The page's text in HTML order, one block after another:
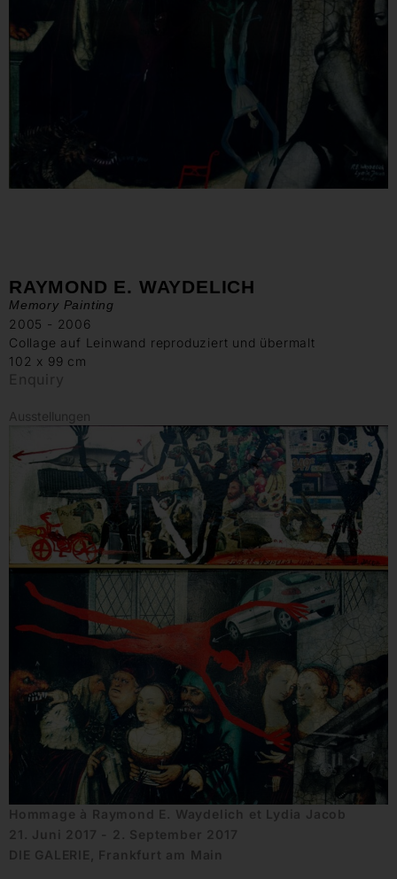
RAYMOND E. WAYDELICH
Memory Painting
2005 - 2006
Collage auf Leinwand reproduziert und übermalt
102 x 99 cm
Enquiry
Ausstellungen
Hommage à Raymond E. Waydelich et Lydia Jacob
21. Juni 2017 - 2. September 2017
DIE GALERIE, Frankfurt am Main